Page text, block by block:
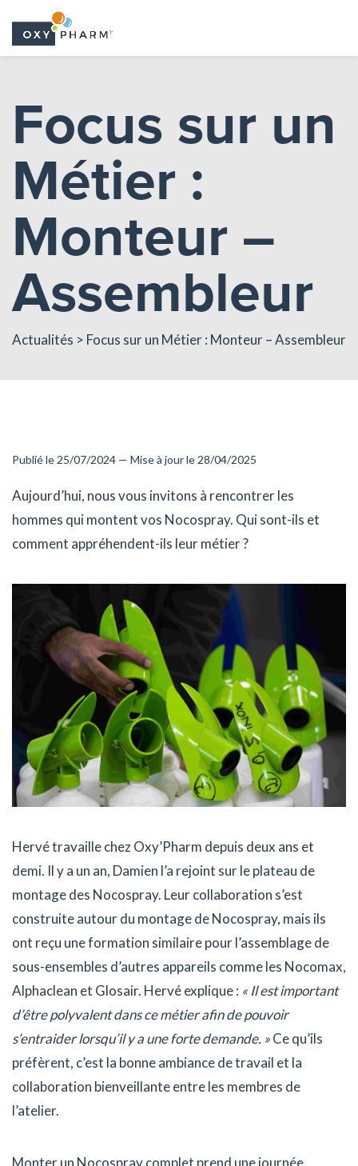
content
Focus sur un
Métier :
Monteur –
Assembleur
Actualités > Focus sur un Métier : Monteur – Assembleur
Publié le 25/07/2024 — Mise à jour le 28/04/2025
Aujourd’hui, nous vous invitons à rencontrer les
hommes qui montent vos Nocospray. Qui sont-ils et
comment appréhendent-ils leur métier ?
Hervé travaille chez Oxy’Pharm depuis deux ans et
demi. Il y a un an, Damien l’a rejoint sur le plateau de
montage des Nocospray. Leur collaboration s’est
construite autour du montage de Nocospray, mais ils
ont reçu une formation similaire pour l’assemblage de
sous-ensembles d’autres appareils comme les Nocomax,
Alphaclean et Glosair. Hervé explique : « Il est important
d’être polyvalent dans ce métier afin de pouvoir
s’entraider lorsqu’il y a une forte demande. »Ce qu’ils
préfèrent, c’est la bonne ambiance de travail et la
collaboration bienveillante entre les membres de
l’atelier.
Monter un Nocospray complet prend une journée.